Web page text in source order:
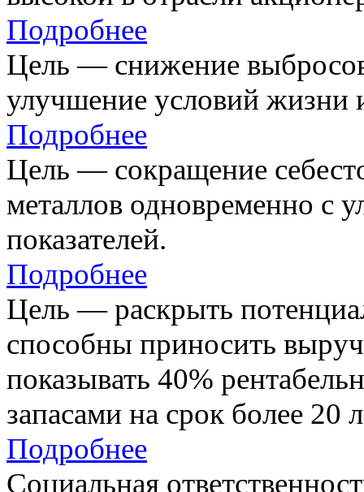
Подробнее
Цель — снижение
улучшение условий жизни
Подробнее
Цель — сокращение
металлов одновременно с
показателей.
Подробнее
Цель — раскрыть
способны приносить
показывать 40%
запасами на срок более 20
Подробнее
Социальная